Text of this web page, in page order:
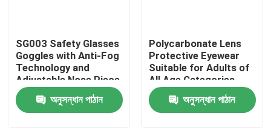
আমাদের সম্পর্কে
কারখানা ভ্রমণ
যোগাযোগ করুন
SG003 Safety Glasses
Goggles with Anti-Fog
Technology and
Adjustable Nose Piece
অনুসন্ধান পাঠান
Polycarbonate Lens
Protective Eyewear
Suitable for Adults of
All Age Categories
অনুসন্ধান পাঠান